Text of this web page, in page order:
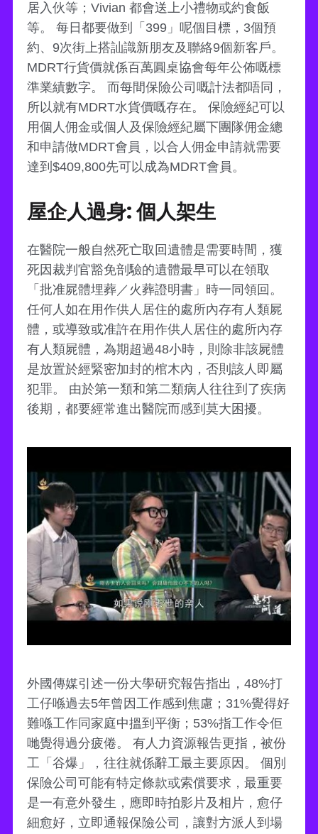
居入伙等；Vivian 都會送上小禮物或約食飯
等。 每日都要做到「399」呢個目標，3個預
約、9次街上搭訕識新朋友及聯絡9個新客戶。
MDRT行貨價就係百萬圓桌協會每年公佈嘅標
準業績數字。 而每間保險公司嘅計法都唔同，
所以就有MDRT水貨價嘅存在。 保險經紀可以
用個人佣金或個人及保險經紀屬下團隊佣金總
和申請做MDRT會員，以合人佣金申請就需要
達到$409,800先可以成為MDRT會員。
屋企人過身: 個人架生
在醫院一般自然死亡取回遺體是需要時間，獲
死因裁判官豁免剖驗的遺體最早可以在領取
「批准屍體埋葬／火葬證明書」時一同領回。
任何人如在用作供人居住的處所內存有人類屍
體，或導致或准許在用作供人居住的處所內存
有人類屍體，為期超過48小時，則除非該屍體
是放置於經緊密加封的棺木內，否則該人即屬
犯罪。 由於第一類和第二類病人往往到了疾病
後期，都要經常進出醫院而感到莫大困擾。
外國傳媒引述一份大學研究報告指出，48%打
工仔喺過去5年曾因工作感到焦慮；31%覺得好
難喺工作同家庭中搵到平衡；53%指工作令佢
哋覺得過分疲倦。 有人力資源報告更指，被份
工「谷爆」，往往就係辭工最主要原因。 個別
保險公司可能有特定條款或索償要求，最重要
是一有意外發生，應即時拍影片及相片，愈仔
細愈好，立即通報保險公司，讓對方派人到場